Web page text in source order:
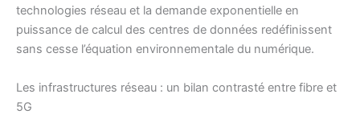
technologies réseau et la demande exponentielle en
puissance de calcul des centres de données redéfinissent
sans cesse l’équation environnementale du numérique.
Les infrastructures réseau : un bilan contrasté entre fibre et
5G